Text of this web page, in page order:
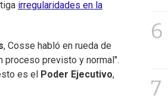
irregularidades en la
, Cosse habló en rueda de
proceso previsto y normal".
es el
Poder Ejecutivo,
6
7